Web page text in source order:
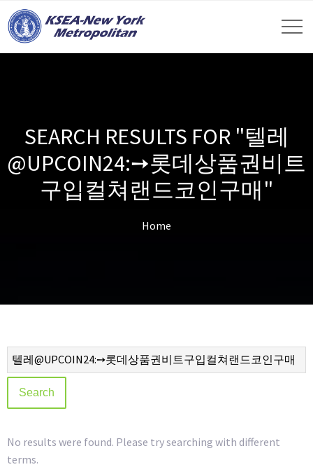
SEARCH RESULTS FOR "텔레
@UPCOIN24:➙롯데상품권비트
구입컬쳐랜드코인구매"
Home
No results were found. Please try searching with different
terms.